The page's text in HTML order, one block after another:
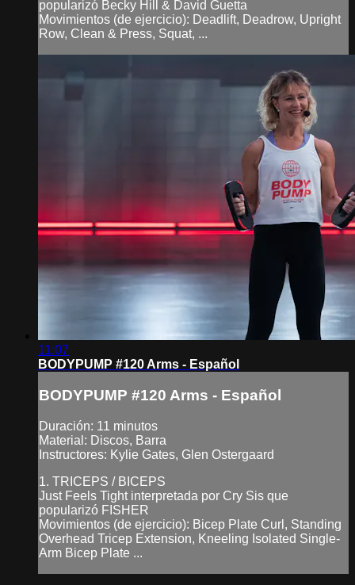
popularizó Becky Hill & David Guetta
Movimientos (de ejercicio): Deadlift, Deadrow, Upright
Row, Clean & Press, Squat, ...
11:07
BODYPUMP #120 Arms - Español
BODYPUMP #120 Arms - Español
Duración: 11 minutos
Material: Discos, Barra
Instructores: Kylie Gates, Glen Ostergaard
1. TRICEPS / BICEPS
Just Feels Tight interpretada por Cry Sis que
popularizó FISHER
Movimientos (de ejercicio): Bicep Plate Curl, Standing
Overhead Tricep Extension, Kneeling Isolated Single-
Arm Bicep Plate ...